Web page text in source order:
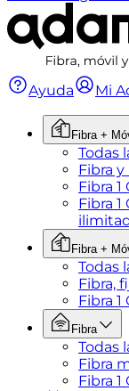
Ayuda Mi
Fibra +
Todas
Fibra
Fibra
Fibra
Fibra +
Todas
Fibra,
Fibra
Fibra
Todas
Fibra
Fibra 1